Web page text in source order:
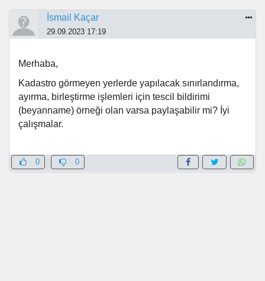
İsmail Kaçar
29.09.2023 17:19
Merhaba,
Kadastro görmeyen yerlerde yapılacak sınırlandırma,
ayırma, birleştirme işlemleri için tescil bildirimi
(beyanname) örneği olan varsa paylaşabilir mi? İyi
çalışmalar.
0 0